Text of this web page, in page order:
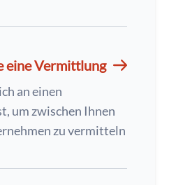
eine Vermittlung
an einen
um zwischen Ihnen
zu vermitteln